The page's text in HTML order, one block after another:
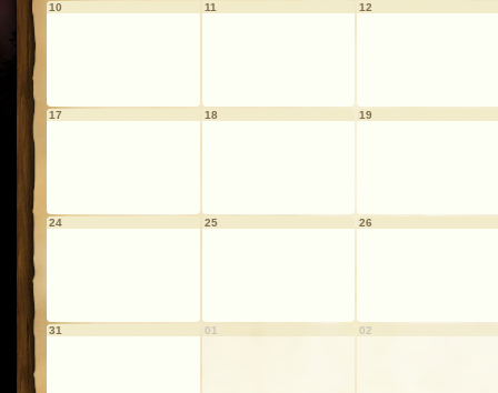
10 11 12
17 18 19
24 25 26
31 01 02